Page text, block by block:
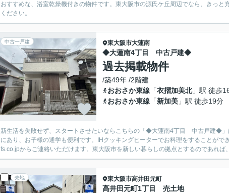
おすすめな、浴室乾燥機付きの物件です。東大阪市の源氏ケ丘周辺でなら、きっ
ください。
中古一戸建 東大阪市大蓮南
◆大蓮南4丁目 中古戸建◆
過去掲載物件
/築49年 /2階建
おおさか東線 「衣摺加美北」駅 徒歩
おおさか東線 「新加美 」駅 徒歩19分
新生活を失敗せず、スタートさせたいならこちらの「◆大蓮南4丁目 中古戸建◆
にあり、お子様の通学も便利です。IHクッキングヒーターでお料理をすることが
fs.co.jpからご連絡いただけます。東大阪市を新しい暮らしの拠点とするのであれば
売地 東大阪市高井田元町
高井田元町1丁目 売土地